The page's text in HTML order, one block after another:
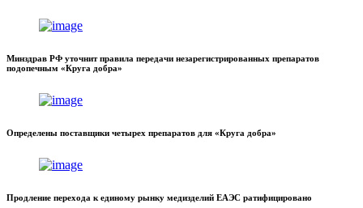
Минздрав РФ уточнит правила передачи незарегистрированных препаратов
подопечным «Круга добра»
Определены поставщики четырех препаратов для «Круга добра»
Продление перехода к единому рынку медизделий ЕАЭС ратифицировано